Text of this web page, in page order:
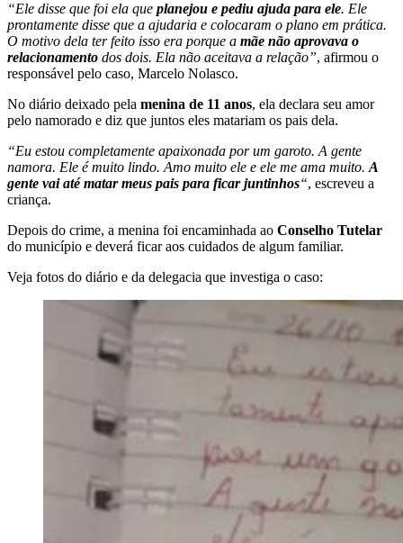
“Ele disse que foi ela que planejou e pediu ajuda para ele. Ele
prontamente disse que a ajudaria e colocaram o plano em prática.
O motivo dela ter feito isso era porque a mãe não aprovava o
relacionamento dos dois. Ela não aceitava a relação”, afirmou o
responsável pelo caso, Marcelo Nolasco.
No diário deixado pela menina de 11 anos, ela declara seu amor
pelo namorado e diz que juntos eles matariam os pais dela.
“Eu estou completamente apaixonada por um garoto. A gente
namora. Ele é muito lindo. Amo muito ele e ele me ama muito. A
gente vai até matar meus pais para ficar juntinhos“, escreveu a
criança.
Depois do crime, a menina foi encaminhada ao Conselho Tutelar
do município e deverá ficar aos cuidados de algum familiar.
Veja fotos do diário e da delegacia que investiga o caso: